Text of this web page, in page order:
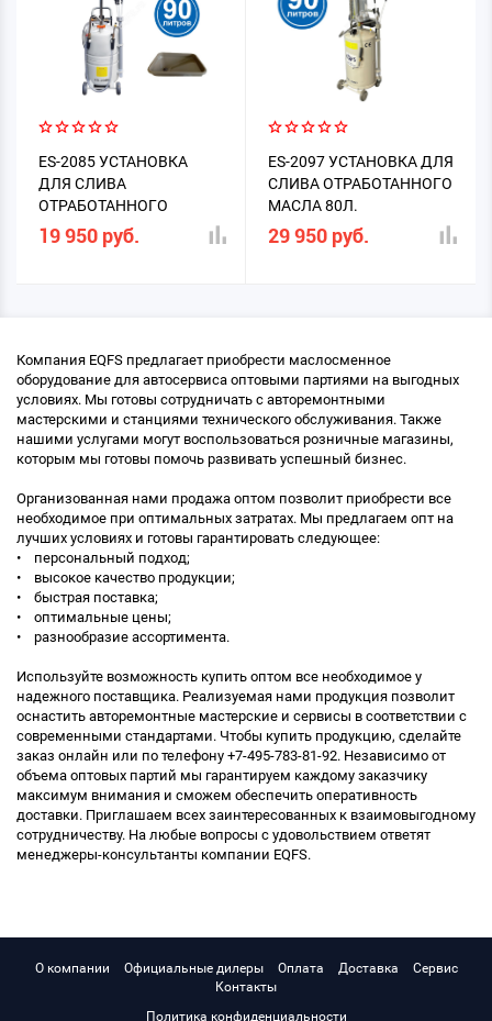
ES-2085 УСТАНОВКА
ДЛЯ СЛИВА
ОТРАБОТАННОГО
МАСЛА 80Л. ВОРОНКА+6
19 950 руб.
ES-2097 УСТАНОВКА ДЛЯ
СЛИВА ОТРАБОТАННОГО
МАСЛА 80Л.
ВОРОНКА+ПРЕДКАМЕРА+6
29 950 руб.
Компания EQFS предлагает приобрести маслосменное
оборудование для автосервиса оптовыми партиями на выгодных
условиях. Мы готовы сотрудничать с авторемонтными
мастерскими и станциями технического обслуживания. Также
нашими услугами могут воспользоваться розничные магазины,
которым мы готовы помочь развивать успешный бизнес.
Организованная нами продажа оптом позволит приобрести все
необходимое при оптимальных затратах. Мы предлагаем опт на
лучших условиях и готовы гарантировать следующее:
• персональный подход;
• высокое качество продукции;
• быстрая поставка;
• оптимальные цены;
• разнообразие ассортимента.
Используйте возможность купить оптом все необходимое у
надежного поставщика. Реализуемая нами продукция позволит
оснастить авторемонтные мастерские и сервисы в соответствии с
современными стандартами. Чтобы купить продукцию, сделайте
заказ онлайн или по телефону +7-495-783-81-92. Независимо от
объема оптовых партий мы гарантируем каждому заказчику
максимум внимания и сможем обеспечить оперативность
доставки. Приглашаем всех заинтересованных к взаимовыгодному
сотрудничеству. На любые вопросы с удовольствием ответят
менеджеры-консультанты компании EQFS.
О компании Официальные дилеры Оплата Доставка
Сервис
Контакты
Политика конфиденциальности